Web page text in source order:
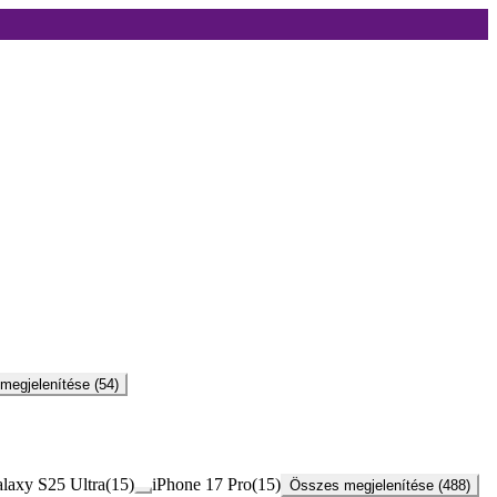
(54)
S25 Ultra(15) iPhone 17 Pro(15) Összes megjelenítése (488)